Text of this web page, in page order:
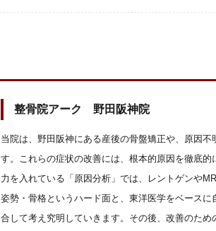
整骨院アーク 野田阪神院
当院は、野田阪神にある産後の骨盤矯正や、原因
す。これらの症状の改善には、根本的原因を徹底
力を入れている「原因分析」では、レントゲンや
姿勢・骨格というハード面と、東洋医学をベース
合して考え究明していきます。その後、改善のた